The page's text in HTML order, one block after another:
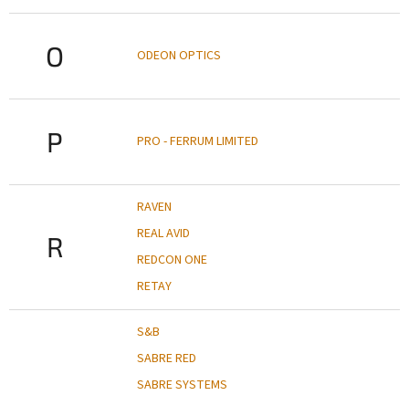
O ODEON OPTICS
P PRO - FERRUM LIMITED
R
RAVEN
REAL AVID
REDCON ONE
RETAY
S&B
SABRE RED
SABRE SYSTEMS